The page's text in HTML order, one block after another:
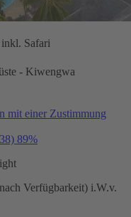
Safari
- Kiwengwa
mit einer Zustimmung
89%
Verfügbarkeit) i.W.v.